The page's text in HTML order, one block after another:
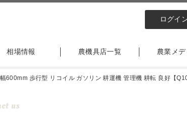
ログイ
相場情報 農機具店一覧 農業メデ
歩行型 リコイル ガソリン 耕運機 管理機 耕転 良好【
us